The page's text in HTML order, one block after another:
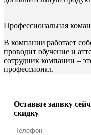
Профессиональная
В компании работает
проводит обучение и
сотрудник компании –
профессионал.
Оставьте заявку
скидку